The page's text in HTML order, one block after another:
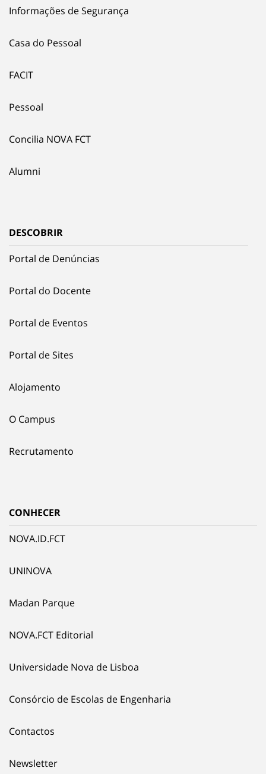
Informações de Segurança
Casa do Pessoal
FACIT
Pessoal
Concilia NOVA FCT
Alumni
DESCOBRIR
Portal de Denúncias
Portal do Docente
Portal de Eventos
Portal de Sites
Alojamento
O Campus
Recrutamento
CONHECER
NOVA.ID.FCT
UNINOVA
Madan Parque
NOVA.FCT Editorial
Universidade Nova de Lisboa
Consórcio de Escolas de Engenharia
Contactos
Newsletter